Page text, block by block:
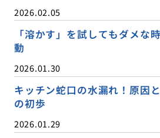
2026.02.05
「溶かす」を試してもダメな
動
2026.01.30
キッチン蛇口の水漏れ！原因
の初歩
2026.01.29